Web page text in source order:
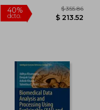
40%
dcto.